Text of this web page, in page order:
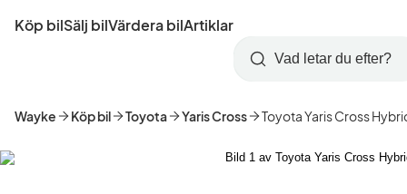
till
Startsida
Köp bilSälj bilVärdera bilArtiklar
Skapa
konto
Logga
in
Sök
Wayke Köp bil Toyota Yaris Cross Toyota Yaris Cross